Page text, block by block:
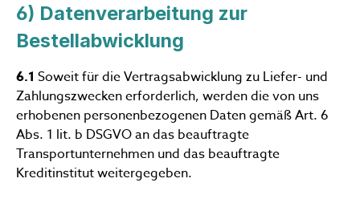
6) Datenverarbeitung zur
Bestellabwicklung
6.1 Soweit für die Vertragsabwicklung zu Liefer- und
Zahlungszwecken erforderlich, werden die von uns
erhobenen personenbezogenen Daten gemäß Art. 6
Abs. 1 lit. b DSGVO an das beauftragte
Transportunternehmen und das beauftragte
Kreditinstitut weitergegeben.